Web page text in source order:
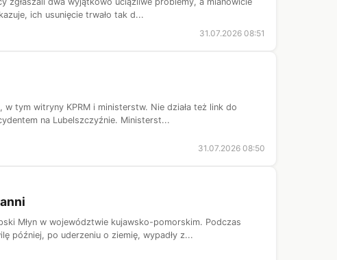
ich usunięcie trwało tak d...
31.07.2026 08:51
tym witryny KPRM i ministerstw. Nie działa też link do
na Lubelszczyźnie. Ministerst...
31.07.2026 08:50
Młyn w województwie kujawsko-pomorskim. Podczas
później, po uderzeniu o ziemię, wypadły z...